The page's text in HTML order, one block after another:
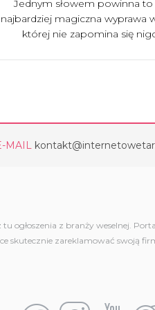
Jednym słowem powinna to
najbardziej magiczna wyprawa
której nie zapomina się
MAIL
ogłoszenia z branży weselnej.
skutecznie zareklamować swoją